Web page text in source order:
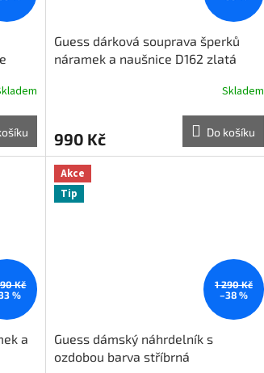
Guess dárková souprava šperků
náramek a naušnice D162 zlatá
Skladem
990 Kč Do košíku
Kč
%
a
Akce
Tip
1 290 Kč
–38 %
Guess dámský náhrdelník s
ozdobou barva stříbrná